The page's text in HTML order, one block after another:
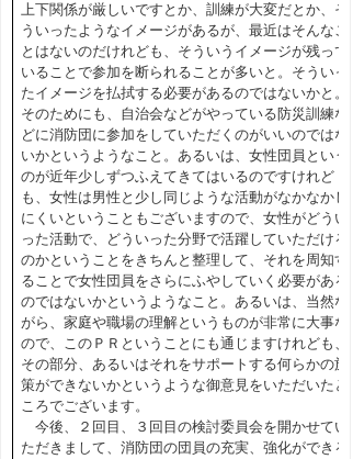
上下関係が厳しいですとか、訓練が大変だとか、そ
ういったようなイメージがあるが、最近はそんなこ
とはないのだけれども、そういうイメージが残って
いることで参加を断られることが多いと。そういっ
たイメージを払拭する必要があるのではないかと。
そのためにも、自治会などがやっている防災訓練な
どに消防団に参加をしていただくのがいいのではな
いかというようなこと。あるいは、女性団員という
のが近年少しずつふえてきてはいるのですけれど
も、女性は男性と少し同じような活動がなかなかし
にくいということもございますので、女性がどうい
った活動で、どういった分野で活躍していただける
のかということをきちんと整理して、それを周知す
ることで女性団員をさらにふやしていく必要がある
のではないかというようなこと。あるいは、当然な
がら、家庭や職場の理解というものが非常に大事な
ので、このＰＲということにも通じますけれども、
その部分、あるいはそれをサポートする何らかの施
策ができないかというような御意見をいただいたと
ころでございます。
今後、２回目、３回目の検討委員会を開かせてい
ただきまして、消防団の団員の充実、強化ができる